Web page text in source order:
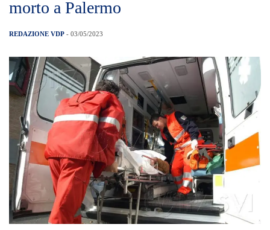
morto a Palermo
REDAZIONE VDP - 03/05/2023